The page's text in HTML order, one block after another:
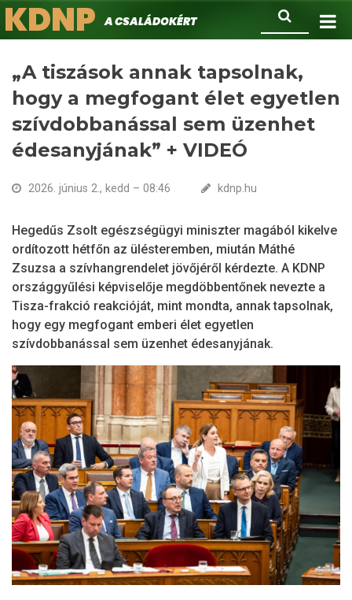
Ugrás
a
Keresés
KDNPA családokért.
„A tiszások annak tapsolnak,
hogy a megfogant élet egyetlen
szívdobbanással sem üzenhet
édesanyjának” + VIDEÓ
2026. június 2., kedd – 08:46 kdnp.hu
Hegedűs Zsolt egészségügyi miniszter magából kikelve
ordítozott hétfőn az ülésteremben, miután Máthé
Zsuzsa a szívhangrendelet jövőjéről kérdezte. A KDNP
országgyűlési képviselője megdöbbentőnek nevezte a
Tisza-frakció reakcióját, mint mondta, annak tapsolnak,
hogy egy megfogant emberi élet egyetlen
szívdobbanással sem üzenhet édesanyjának.